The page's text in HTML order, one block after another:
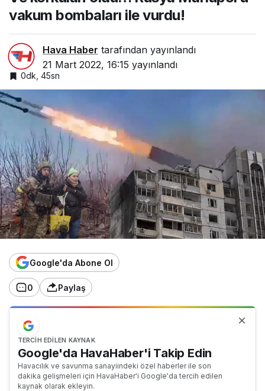
vakum bombaları ile vurdu!
Hava Haber tarafından yayınlandı
21 Mart 2022, 16:15 yayınlandı
0dk, 45sn
Google'da Abone Ol
0 Paylaş
TERCIH EDILEN KAYNAK
Google'da HavaHaber'i Takip Edin
Havacılık ve savunma sanayiindeki özel haberler ile son
dakika gelişmeleri için HavaHaber'i Google'da tercih edilen
kaynak olarak ekleyin.